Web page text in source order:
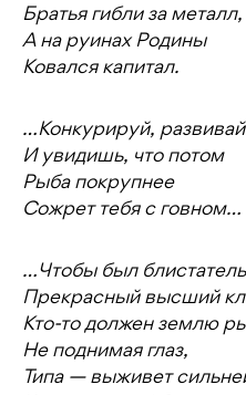
Братья гибли за металл,
А на руинах Родины
Ковался капитал.
…Конкурируй,
И увидишь, что потом
Рыба покрупнее
Сожрет тебя с говном…
…Чтобы был
Прекрасный высший
Кто-то должен землю
Не поднимая глаз,
Типа — выживет